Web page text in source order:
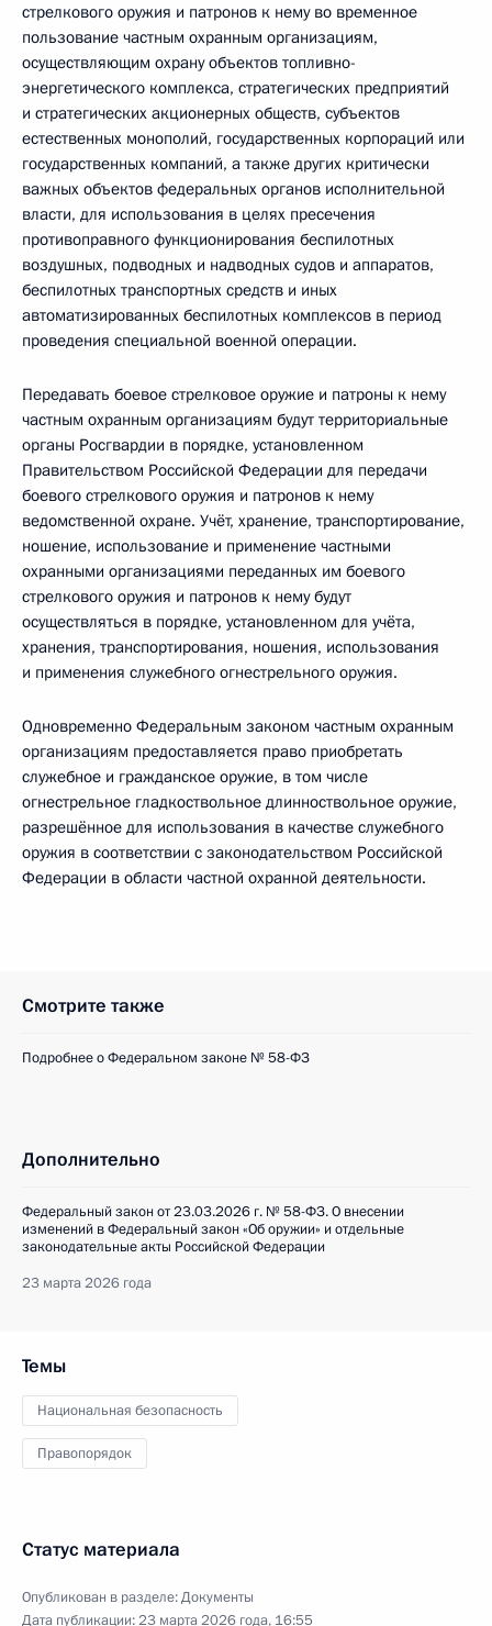
стрелкового оружия и патронов к нему во временное
пользование частным охранным организациям,
осуществляющим охрану объектов топливно-
энергетического комплекса, стратегических предприятий
и стратегических акционерных обществ, субъектов
естественных монополий, государственных корпораций или
государственных компаний, а также других критически
важных объектов федеральных органов исполнительной
власти, для использования в целях пресечения
противоправного функционирования беспилотных
воздушных, подводных и надводных судов и аппаратов,
беспилотных транспортных средств и иных
автоматизированных беспилотных комплексов в период
проведения специальной военной операции.
Передавать боевое стрелковое оружие и патроны к нему
частным охранным организациям будут территориальные
органы Росгвардии в порядке, установленном
Правительством Российской Федерации для передачи
боевого стрелкового оружия и патронов к нему
ведомственной охране. Учёт, хранение, транспортирование,
ношение, использование и применение частными
охранными организациями переданных им боевого
стрелкового оружия и патронов к нему будут
осуществляться в порядке, установленном для учёта,
хранения, транспортирования, ношения, использования
и применения служебного огнестрельного оружия.
Одновременно Федеральным законом частным охранным
организациям предоставляется право приобретать
служебное и гражданское оружие, в том числе
огнестрельное гладкоствольное длинноствольное оружие,
разрешённое для использования в качестве служебного
оружия в соответствии с законодательством Российской
Федерации в области частной охранной деятельности.
Смотрите также
Подробнее о Федеральном законе № 58-ФЗ
Дополнительно
Федеральный закон от 23.03.2026 г. № 58-ФЗ. О внесении
изменений в Федеральный закон «Об оружии» и отдельные
законодательные акты Российской Федерации
23 марта 2026 года
Темы
Национальная безопасность
Правопорядок
Статус материала
Опубликован в разделе:Документы
Дата публикации:23 марта 2026 года, 16:55